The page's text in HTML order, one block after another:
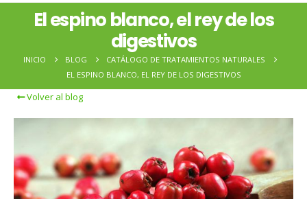
El espino blanco, el rey de los
digestivos
INICIO BLOG
CATÁLOGO DE TRATAMIENTOS NATURALES
EL ESPINO BLANCO, EL REY DE LOS DIGESTIVOS
Volver al blog